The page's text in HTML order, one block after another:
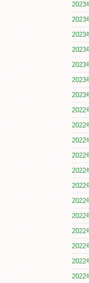
2023
2023
2023
2023
2023
2023
2023
2022
2022
2022
2022
2022
2022
2022
2022
2022
2022
2022
2022